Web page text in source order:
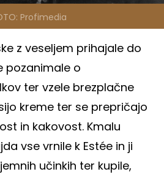
Profimedia
z veseljem prihajale do
pozanimale o
ter vzele brezplačne
kreme ter se prepričajo
in kakovost. Kmalu
vse vrnile k Estée in ji
učinkih ter kupile,